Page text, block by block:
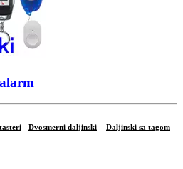
- Dvosmerni daljinski - Daljinski sa tagom